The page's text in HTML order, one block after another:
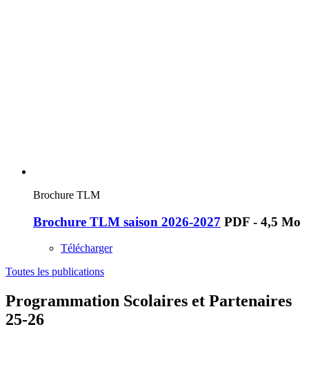
Brochure TLM
Brochure TLM saison 2026-2027 PDF - 4,5 Mo
Télécharger
Toutes les publications
Programmation Scolaires et Partenaires
25-26